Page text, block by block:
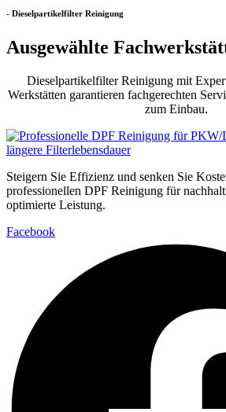
- Dieselpartikelfilter Reinigung
Ausgewählte
Dieselpartikelfilter Reinigung mit
Werkstätten garantieren fachgerechten
zum Einbau.
Steigern Sie Effizienz und senken Sie
professionellen DPF Reinigung für
optimierte Leistung.
Facebook